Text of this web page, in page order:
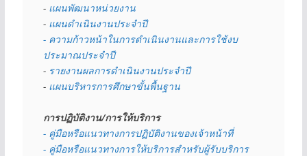
- แผนพัฒนาหน่วยงาน
- แผนดำเนินงานประจำปี
- ความก้าวหน้าในการดำเนินงานและการใช้งบ
ประมาณประจำปี
- รายงานผลการดำเนินงานประจำปี
- แผนบริหารการศึกษาขั้นพื้นฐาน
การปฏิบัติงาน/การให้บริการ
- คู่มือหรือแนวทางการปฏิบัติงานของเจ้าหน้าที่
- คู่มือหรือแนวทางการให้บริการสำหรับผู้รับบริการ